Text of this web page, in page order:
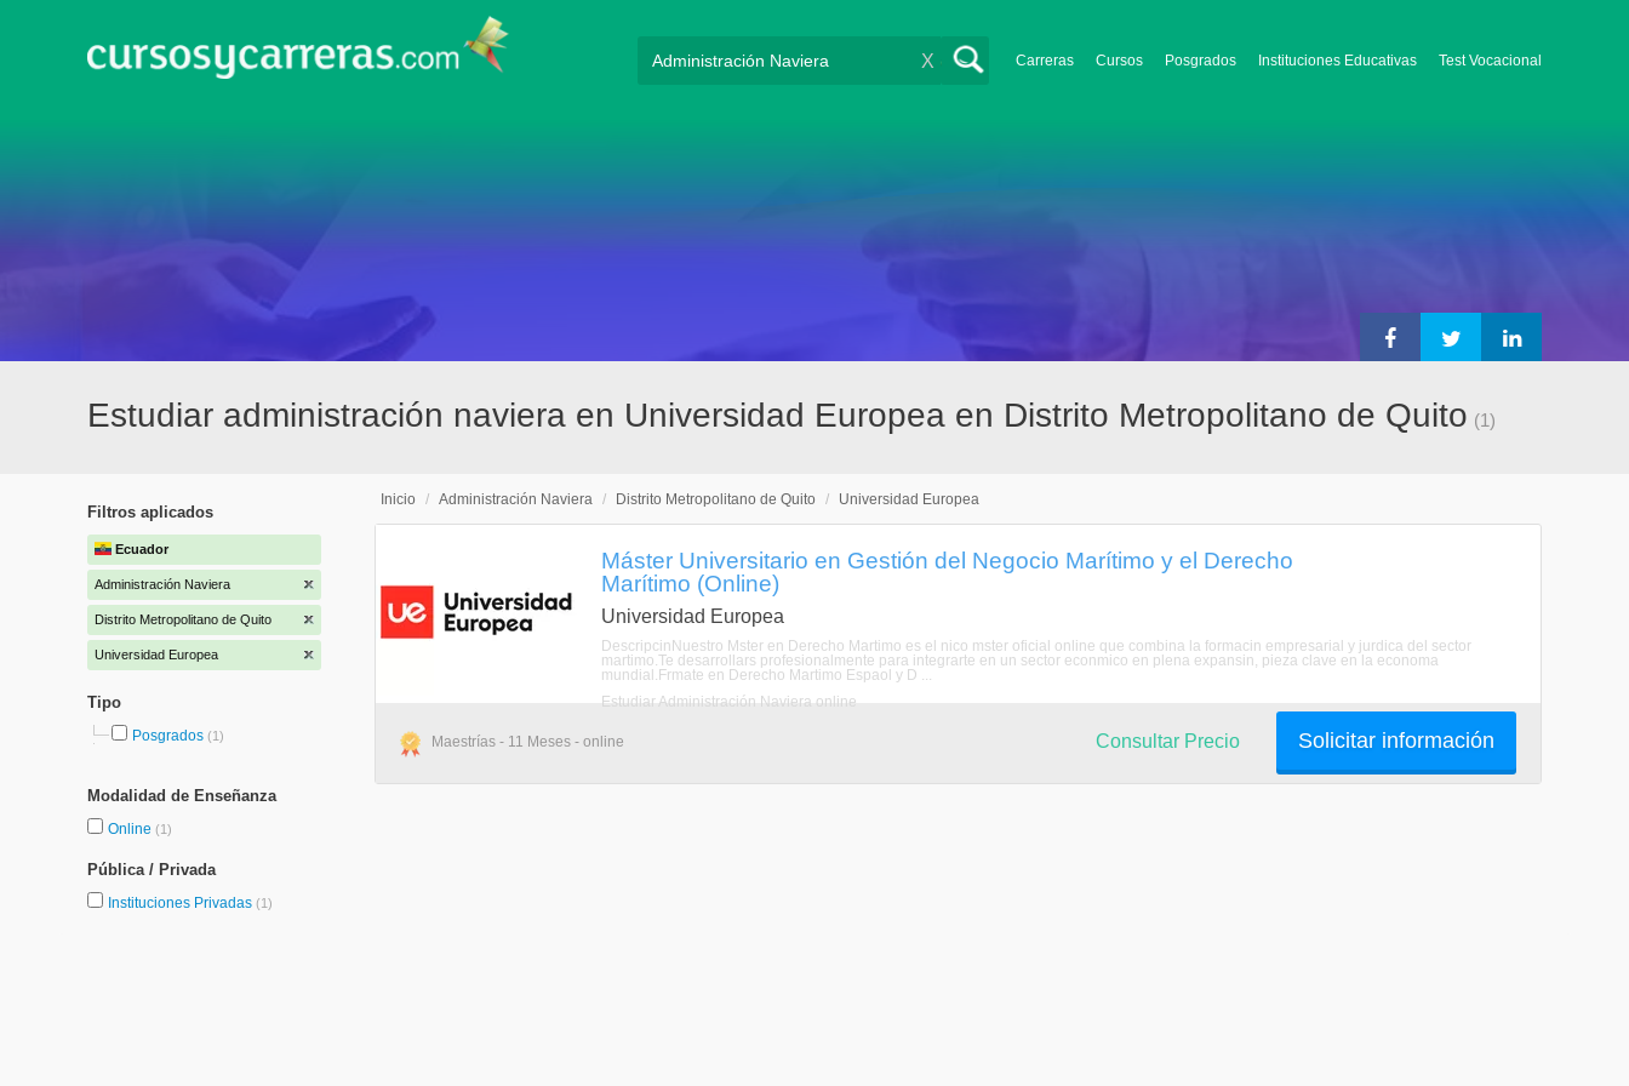
Carreras Cursos Posgrados Instituciones Educativas Test Vocacional
X
Estudiar administración naviera en Universidad Europea en Distrito Metropolitano de Quito (1)
Filtros aplicados
Ecuador
Administración Naviera
Distrito Metropolitano de Quito
Universidad Europea
Tipo
Posgrados (1)
Modalidad de Enseñanza
Online (1)
Pública / Privada
Instituciones Privadas (1)
Inicio / Administración Naviera / Distrito Metropolitano de Quito / Universidad Europea
Máster Universitario en Gestión del Negocio Marítimo y el Derecho
Marítimo (Online)
Universidad Europea
DescripcinNuestro Mster en Derecho Martimo es el nico mster oficial online que combina la formacin empresarial y jurdica del sector
martimo.Te desarrollars profesionalmente para integrarte en un sector econmico en plena expansin, pieza clave en la economa
mundial.Frmate en Derecho Martimo Espaol y D ...
Estudiar Administración Naviera online
Maestrías - 11 Meses - online Solicitar información
Consultar Precio